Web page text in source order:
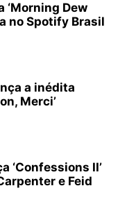
‘Morning Dew
no Spotify Brasil
a inédita
Merci’
‘Confessions II’
e Feid